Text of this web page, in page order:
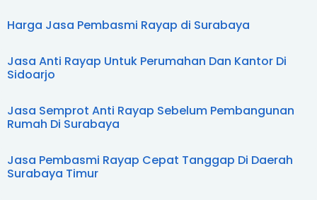
Terbaik Di...
Harga Jasa Pembasmi Rayap Rumah Di
Jasa Pengendali Rayap Profesional Di Surabaya
Suraba...
Cara Memanggil Jasa Pembasmi Rayap Cepat
Jasa Pembasmi Rayap Bergaransi Untuk
Gedung Perkan...
Rekomendasi Jasa Anti Rayap Terbaik Di
Oktober1
Juni1
Mei1
Harga Jasa Pembasmi Rayap di Surabaya
Jasa Anti Rayap Untuk Perumahan Dan Kantor Di
Sidoarjo
Jasa Semprot Anti Rayap Sebelum Pembangunan
Rumah Di Surabaya
Jasa Pembasmi Rayap Cepat Tanggap Di Daerah
Surabaya Timur